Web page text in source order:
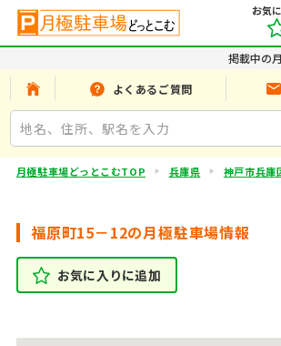
お気
掲載中の
よくあるご質問
月極駐車場どっとこむTOP 兵庫県 神戸市兵庫
福原町15－12の月極駐車場情報
お気に入りに追加